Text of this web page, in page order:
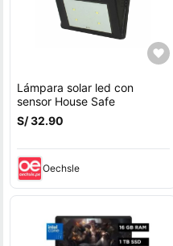
Lámpara solar led con
sensor House Safe
S/ 32.90
Oechsle